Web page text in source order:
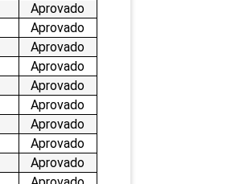
Aprovado
Aprovado
Aprovado
Aprovado
Aprovado
Aprovado
Aprovado
Aprovado
Aprovado